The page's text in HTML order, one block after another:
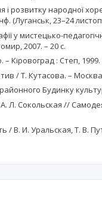
розвитку народної
(Луганськ, 23–24
у мистецько-
2007. – 20 с.
Кіровоград : Степ, 1999.
/ Т. Кутасова. –
Будинку
Л. Сокольская //
/ В. И. Уральская, Т. В.